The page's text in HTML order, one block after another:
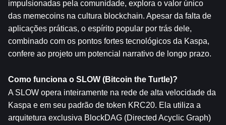
impulsionadas pela comunidade, explora o valor único
das memecoins na cultura blockchain. Apesar da falta de
aplicações práticas, o espírito popular por trás dele,
combinado com os pontos fortes tecnológicos da Kaspa,
confere ao projeto um potencial narrativo de longo prazo.
Como funciona o SLOW (Bitcoin the Turtle)?
A SLOW opera inteiramente na rede de alta velocidade da
Kaspa e em seu padrão de token KRC20. Ela utiliza a
arquitetura exclusiva BlockDAG (Directed Acyclic Graph)